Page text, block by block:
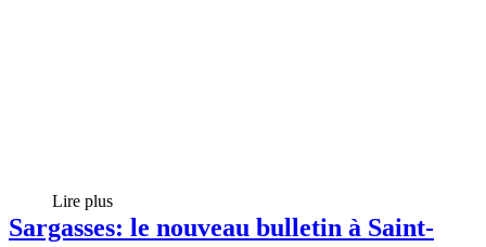
Lire plus
Sargasses: le nouveau bulletin à Saint-